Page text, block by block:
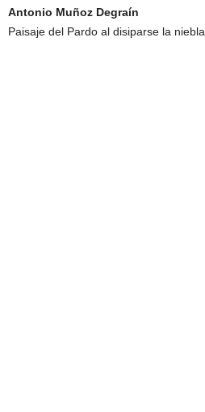
Antonio Muñoz Degraín
Paisaje del Pardo al disiparse la niebla